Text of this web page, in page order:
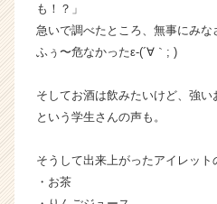
キ
ャ
ア
（C
e
も！？」
急いで調べたところ、無事にみな
ふぅ〜危なかったε-(´∀｀; )
そしてお酒は飲みたいけど、強い
という学生さんの声も。
そうして出来上がったアイレット
・お茶